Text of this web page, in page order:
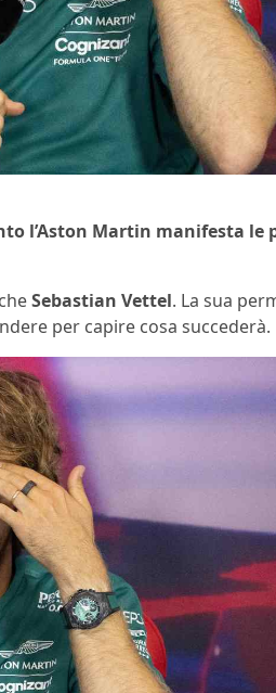
l’Aston Martin manifesta le
Sebastian Vettel. La sua
per capire cosa succederà.